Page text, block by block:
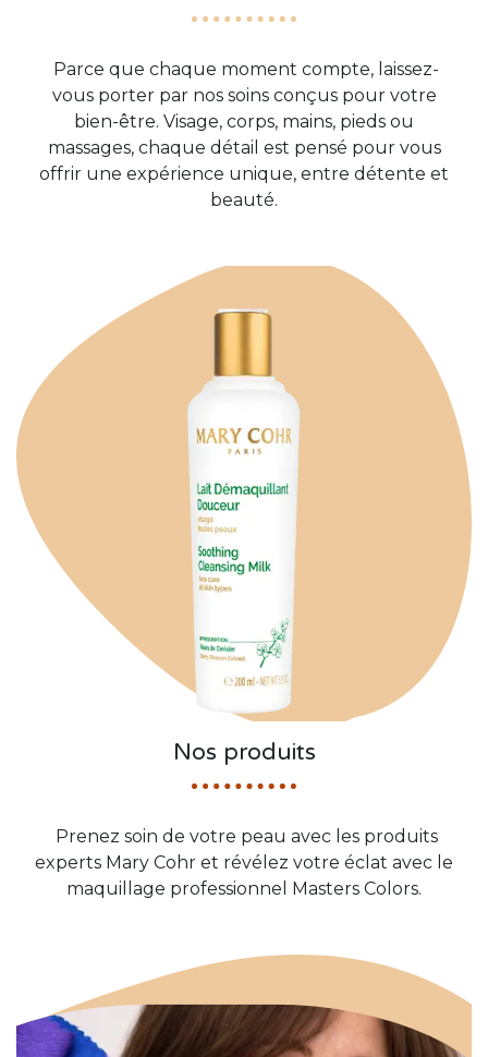
Parce que chaque moment compte, laissez-
vous porter par nos soins conçus pour votre
bien-être. Visage, corps, mains, pieds ou
massages, chaque détail est pensé pour vous
offrir une expérience unique, entre détente et
beauté.
Nos produits
Prenez soin de votre peau avec les produits
experts Mary Cohr et révélez votre éclat avec le
maquillage professionnel Masters Colors.